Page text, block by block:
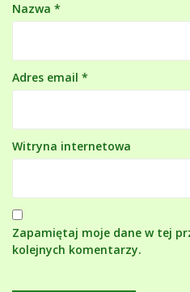
Nazwa *
Adres email *
Witryna internetowa
Zapamiętaj moje dane w tej
kolejnych komentarzy.